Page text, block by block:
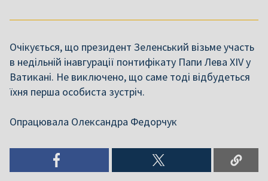
Очікується, що президент Зеленський візьме участь
в недільній інавгурації понтифікату Папи Лева XIV у
Ватикані. Не виключено, що саме тоді відбудеться
їхня перша особиста зустріч.
Опрацювала Олександра Федорчук